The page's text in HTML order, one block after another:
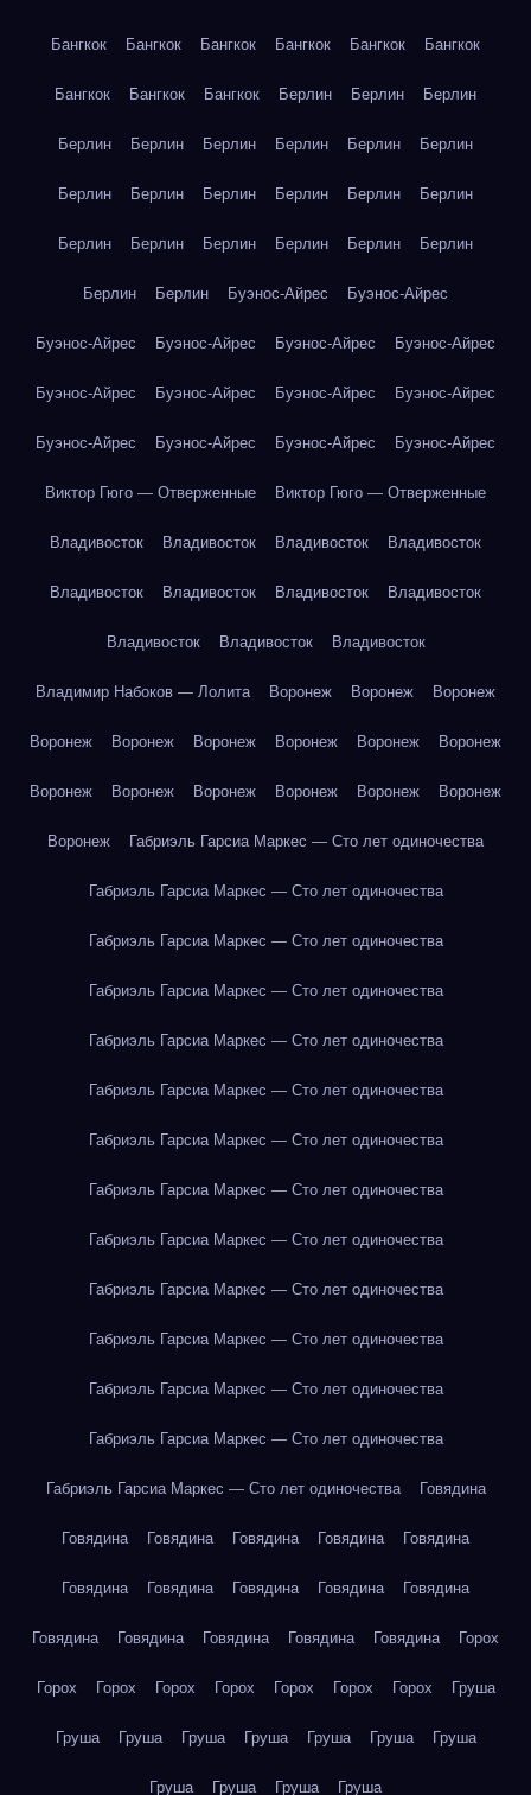
Бангкок Бангкок Бангкок Бангкок Бангкок Бангкок
Бангкок Бангкок Бангкок Берлин Берлин Берлин
Берлин Берлин Берлин Берлин Берлин Берлин
Берлин Берлин Берлин Берлин Берлин Берлин
Берлин Берлин Берлин Берлин Берлин Берлин
Берлин Берлин Буэнос-Айрес Буэнос-Айрес
Буэнос-Айрес Буэнос-Айрес Буэнос-Айрес Буэнос-Айрес
Буэнос-Айрес Буэнос-Айрес Буэнос-Айрес Буэнос-Айрес
Буэнос-Айрес Буэнос-Айрес Буэнос-Айрес Буэнос-Айрес
Виктор Гюго — Отверженные Виктор Гюго — Отверженные
Владивосток Владивосток Владивосток Владивосток
Владивосток Владивосток Владивосток Владивосток
Владивосток Владивосток Владивосток
Владимир Набоков — Лолита Воронеж Воронеж Воронеж
Воронеж Воронеж Воронеж Воронеж Воронеж Воронеж
Воронеж Воронеж Воронеж Воронеж Воронеж Воронеж
Воронеж Габриэль Гарсиа Маркес — Сто лет одиночества
Габриэль Гарсиа Маркес — Сто лет одиночества
Габриэль Гарсиа Маркес — Сто лет одиночества
Габриэль Гарсиа Маркес — Сто лет одиночества
Габриэль Гарсиа Маркес — Сто лет одиночества
Габриэль Гарсиа Маркес — Сто лет одиночества
Габриэль Гарсиа Маркес — Сто лет одиночества
Габриэль Гарсиа Маркес — Сто лет одиночества
Габриэль Гарсиа Маркес — Сто лет одиночества
Габриэль Гарсиа Маркес — Сто лет одиночества
Габриэль Гарсиа Маркес — Сто лет одиночества
Габриэль Гарсиа Маркес — Сто лет одиночества
Габриэль Гарсиа Маркес — Сто лет одиночества
Габриэль Гарсиа Маркес — Сто лет одиночества Говядина
Говядина Говядина Говядина Говядина Говядина
Говядина Говядина Говядина Говядина Говядина
Говядина Говядина Говядина Говядина Говядина Горох
Горох Горох Горох Горох Горох Горох Горох Груша
Груша Груша Груша Груша Груша Груша Груша
Груша Груша Груша Груша